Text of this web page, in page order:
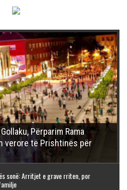
Përparim Rama
verore të Prishtinës për
sonë: Arritjet e grave rriten, por